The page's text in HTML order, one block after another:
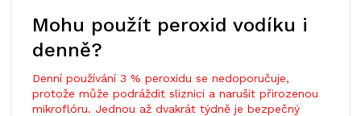
Mohu použít peroxid vodíku i
denně?
Denní používání 3 % peroxidu se nedoporučuje,
protože může podráždit sliznici a narušit přirozenou
mikroflóru. Jednou až dvakrát týdně je bezpečný